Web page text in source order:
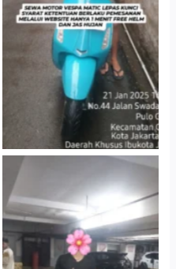
Antar Jemput Kendaraan